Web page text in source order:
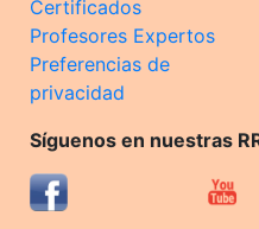
Certificados
Profesores Expertos
Preferencias de
privacidad
Síguenos en nuestras